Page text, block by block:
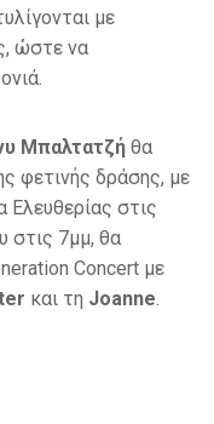
με
ώστε να
Μπαλτατζή θα
φετινής δράσης, με
Ελευθερίας στις
στις 7μμ, θα
Concert με
και τη Joanne.